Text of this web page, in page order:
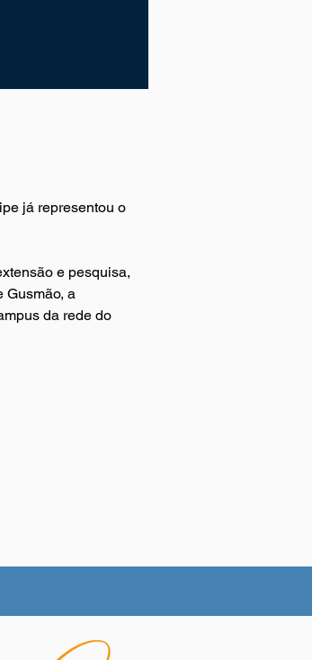
já representou o
e pesquisa,
Gusmão, a
da rede do